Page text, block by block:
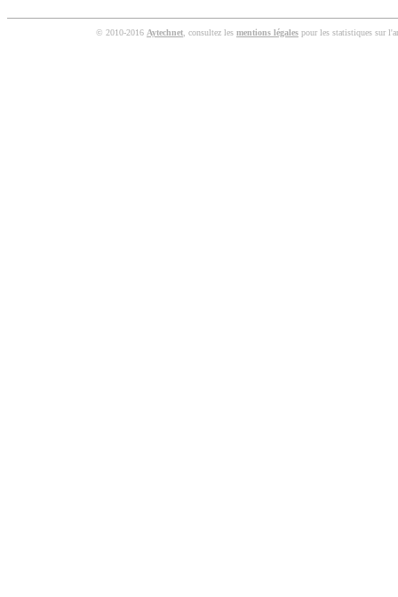
© 2010-2016 Aytechnet , consultez les mentions légales pour les statistiques sur